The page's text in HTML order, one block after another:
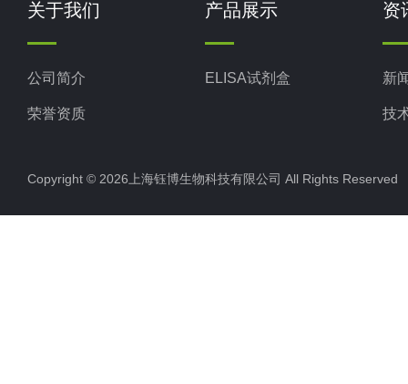
关于我们
公司简介
荣誉资质
产品展示
ELISA试剂盒
资
新
技
Copyright © 2026上海钰博生物科技有限公司 All Rights